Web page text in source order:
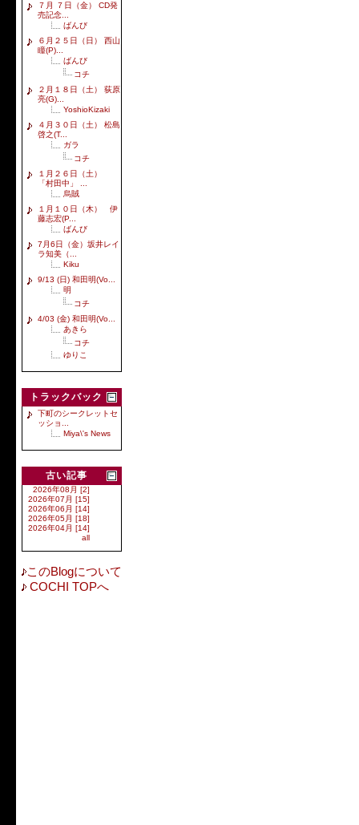
７月 ７日（金） CD発
売記念...
ばんび
６月２５日（日） 西山
瞳(P)...
ばんび
コチ
２月１８日（土） 荻原
亮(G)...
YoshioKizaki
４月３０日（土） 松島
啓之(T...
ガラ
コチ
１月２６日（土）
「村田中」 ...
烏賊
１月１０日（木） 伊
藤志宏(P...
ばんび
7月6日（金）坂井レイ
ラ知美（...
Kiku
9/13 (日) 和田明(Vo...
明
コチ
4/03 (金) 和田明(Vo...
あきら
コチ
ゆりこ
トラックバック
下町のシークレットセ
ッショ...
Miya\'s News
古い記事
2026年08月 [2]
2026年07月 [15]
2026年06月 [14]
2026年05月 [18]
2026年04月 [14]
all
このBlogについて
COCHI TOPへ